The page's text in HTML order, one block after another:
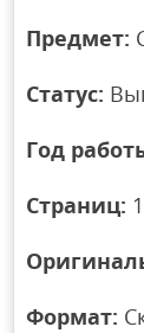
Предмет:
Статус:
Год
Страниц: 1
Формат: